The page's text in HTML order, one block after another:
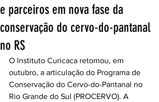
e parceiros em nova fase da
conservação do cervo-do-pantanal
no RS
O Instituto Curicaca retomou, em
outubro, a articulação do Programa de
Conservação do Cervo-do-Pantanal no
Rio Grande do Sul (PROCERVO). A